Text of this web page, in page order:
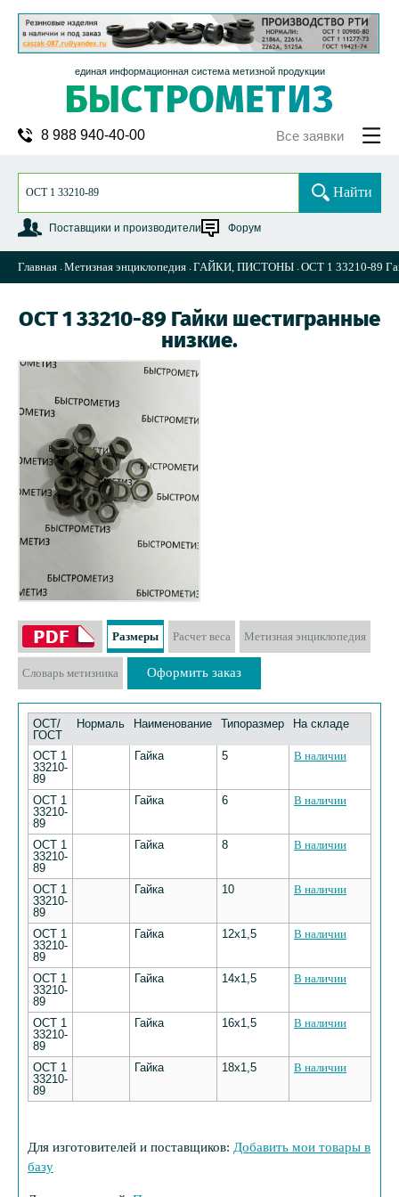
единая информационная система метизной продукции
8 988 940-40-00 Все заявки
Поставщики и производители Форум
Найти
Главная Метизная энциклопедия ГАЙКИ, ПИСТОНЫ ОСТ 1 33210-89
ОСТ 1 33210-89 Гайки шестигранные
низкие.
Размеры Расчет веса Метизная энциклопедия
Словарь метизника Оформить заказ
ОСТ/
ГОСТ
Нормаль Наименование Типоразмер На складе
ОСТ 1
33210-
89
Гайка 5 В наличии
ОСТ 1
33210-
89
Гайка 6 В наличии
ОСТ 1
33210-
89
Гайка 8 В наличии
ОСТ 1
33210-
89
Гайка 10 В наличии
ОСТ 1
33210-
89
Гайка 12х1,5 В наличии
ОСТ 1
33210-
89
Гайка 14х1,5 В наличии
ОСТ 1
33210-
89
Гайка 16х1,5 В наличии
ОСТ 1
33210-
89
Гайка 18х1,5 В наличии
Для изготовителей и поставщиков: Добавить мои товары в
базу